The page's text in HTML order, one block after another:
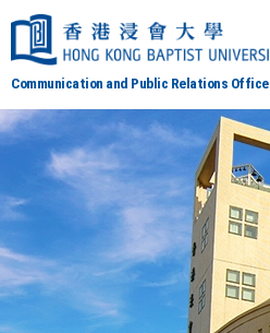
Communication and Public Relations Office